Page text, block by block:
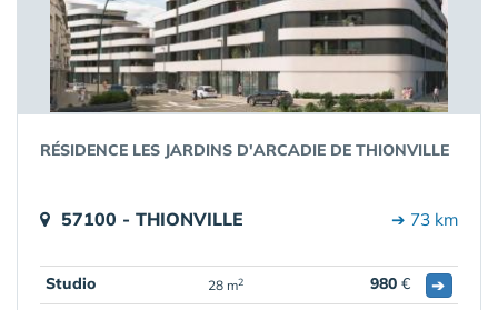
RÉSIDENCE LES JARDINS D'ARCADIE DE THIONVILLE
57100 - THIONVILLE ➔ 73 km
Studio 28 m2 980 €
➔